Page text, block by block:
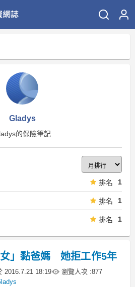
Gladys
的保險筆記
排名 1
排名 1
排名 1
女」黏爸媽 她拒工作5年
2016.7.21 18:19 瀏覽人次 :877